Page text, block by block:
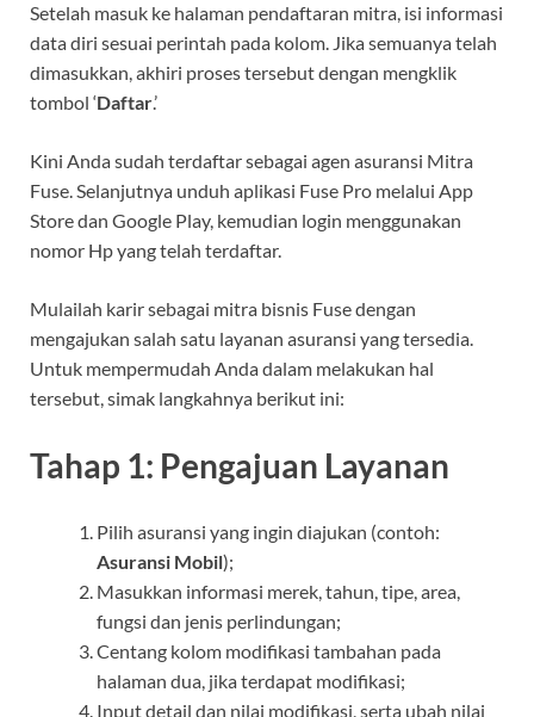
Setelah masuk ke halaman pendaftaran mitra, isi informasi
data diri sesuai perintah pada kolom. Jika semuanya telah
dimasukkan, akhiri proses tersebut dengan mengklik
tombol ‘Daftar.’
Kini Anda sudah terdaftar sebagai agen asuransi Mitra
Fuse. Selanjutnya unduh aplikasi Fuse Pro melalui App
Store dan Google Play, kemudian login menggunakan
nomor Hp yang telah terdaftar.
Mulailah karir sebagai mitra bisnis Fuse dengan
mengajukan salah satu layanan asuransi yang tersedia.
Untuk mempermudah Anda dalam melakukan hal
tersebut, simak langkahnya berikut ini:
Tahap 1: Pengajuan Layanan
Pilih asuransi yang ingin diajukan (contoh:
Asuransi Mobil);
Masukkan informasi merek, tahun, tipe, area,
fungsi dan jenis perlindungan;
Centang kolom modifikasi tambahan pada
halaman dua, jika terdapat modifikasi;
Input detail dan nilai modifikasi, serta ubah nilai